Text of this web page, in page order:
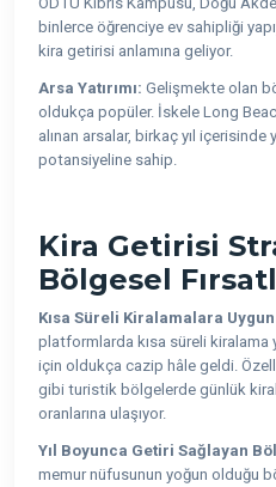
binlerce öğrenciye ev sahipliği
kira getirisi anlamına geliyor.
Arsa Yatırımı: Gelişmekte olan
oldukça popüler. İskele Long
alınan arsalar, birkaç yıl
potansiyeline sahip.
Kira Getirisi
Bölgesel
Kısa Süreli Kiralamalara
platformlarda kısa süreli kiralama
için oldukça cazip hâle geldi.
gibi turistik bölgelerde günlük
oranlarına ulaşıyor.
Yıl Boyunca Getiri Sağlayan
memur nüfusunun yoğun olduğu